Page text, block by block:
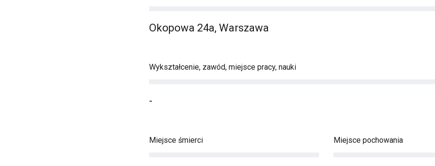
Okopowa 24a, Warszawa
Wykształcenie, zawód, miejsce pracy, nauki
-
Miejsce śmierci Miejsce pochowania